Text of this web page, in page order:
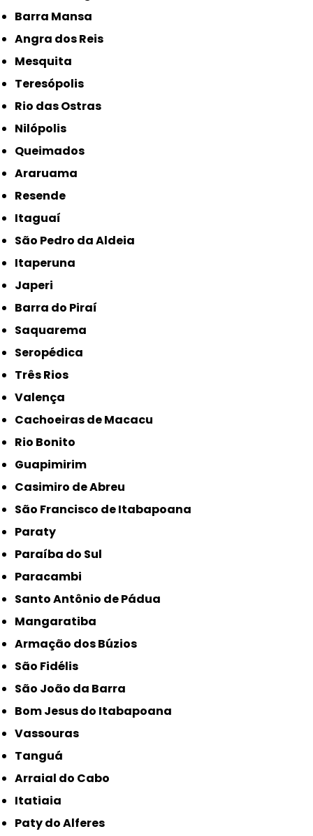
Barra Mansa
Angra dos Reis
Mesquita
Teresópolis
Rio das Ostras
Nilópolis
Queimados
Araruama
Resende
Itaguaí
São Pedro da Aldeia
Itaperuna
Japeri
Barra do Piraí
Saquarema
Seropédica
Três Rios
Valença
Cachoeiras de Macacu
Rio Bonito
Guapimirim
Casimiro de Abreu
São Francisco de Itabapoana
Paraty
Paraíba do Sul
Paracambi
Santo Antônio de Pádua
Mangaratiba
Armação dos Búzios
São Fidélis
São João da Barra
Bom Jesus do Itabapoana
Vassouras
Tanguá
Arraial do Cabo
Itatiaia
Paty do Alferes